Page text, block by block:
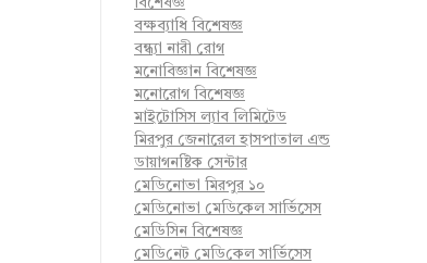
বিশেষজ্ঞ
বক্ষব্যাধি বিশেষজ্ঞ
বন্ধ্যা নারী রোগ
মনোবিজ্ঞান বিশেষজ্ঞ
মনোরোগ বিশেষজ্ঞ
মাইটোসিস ল্যাব লিমিটেড
মিরপুর জেনারেল হাসপাতাল এন্ড
ডায়াগনষ্টিক সেন্টার
মেডিনোভা মিরপুর ১০
মেডিনোভা মেডিকেল সার্ভিসেস
মেডিসিন বিশেষজ্ঞ
মে‌ডি‌নেট মে‌ডি‌কেল সা‌র্ভিসেস